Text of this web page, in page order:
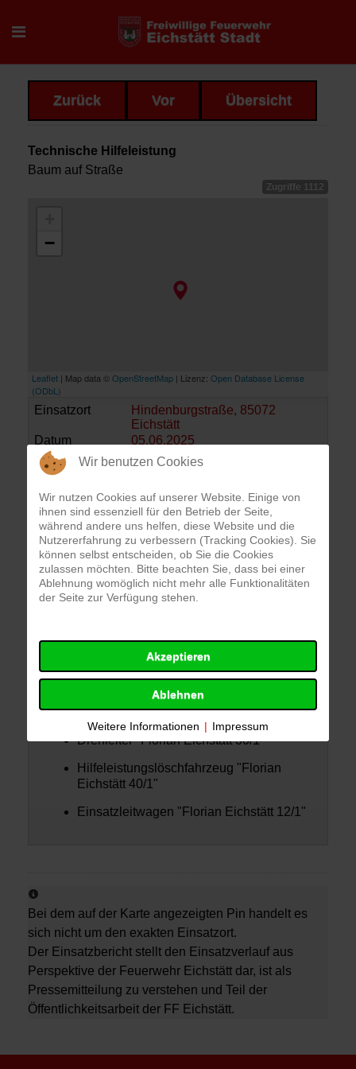
Zurück Vor Übersicht
Technische Hilfeleistung
Baum auf Straße
Zugriffe 1112
−
Leaflet | Map data © OpenStreetMap | Lizenz: Open Database License
(ODbL)
Einsatzort
Hindenburgstraße, 85072
Eichstätt
Datum
05.06.2025
Alarmierungszeit18:12 Uhr
Einsatzdauer
Einsatzbericht
Wir wurden in die Hindenburgstraße alarmiert. Vor
Ort hing ein etwa 4 Meter langer Ast in die Straße.
Wir sperrten kurzzeitig den Gefahrenbereich und
Einsatzkräfte
FF Eichstätt
Drehleiter "Florian Eichstätt 30/1"
Hilfeleistungslöschfahrzeug "Florian
Eichstätt 40/1"
Einsatzleitwagen "Florian Eichstätt 12/1"
Bei dem auf der Karte angezeigten Pin handelt es
sich nicht um den exakten Einsatzort.
Der Einsatzbericht stellt den Einsatzverlauf aus
Perspektive der Feuerwehr Eichstätt dar, ist als
Pressemitteilung zu verstehen und Teil der
Öffentlichkeitsarbeit der FF Eichstätt.
Wir benutzen Cookies
Wir nutzen Cookies auf unserer Website. Einige von
ihnen sind essenziell für den Betrieb der Seite,
während andere uns helfen, diese Website und die
Nutzererfahrung zu verbessern (Tracking Cookies). Sie
können selbst entscheiden, ob Sie die Cookies
zulassen möchten. Bitte beachten Sie, dass bei einer
Ablehnung womöglich nicht mehr alle Funktionalitäten
der Seite zur Verfügung stehen.
Akzeptieren
Ablehnen
Weitere Informationen | Impressum